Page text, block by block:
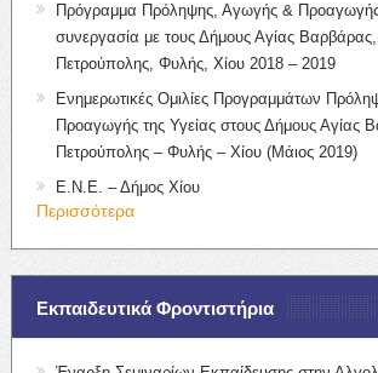
Πρόγραμμα Πρόληψης, Αγωγής & Προαγωγής
συνεργασία με τους Δήμους Αγίας
Πετρούπολης, Φυλής, Χίου 2018 – 2019
Ενημερωτικές Ομιλίες Προγραμμάτων
Προαγωγής της Υγείας στους Δήμους Αγίας
Πετρούπολης – Φυλής – Χίου (Μάιος 2019)
Ε.Ν.Ε. – Δήμος Χίου
Περισσότερα
Εκπαιδευτικά Φροντιστήρια